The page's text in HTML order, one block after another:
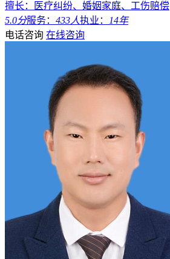
擅长：医疗纠纷、婚姻家庭、工伤赔偿
5.0分服务： 433人执业：
14年
电话咨询 在线咨询